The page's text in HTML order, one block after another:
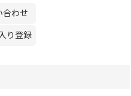
合わせ
り登録